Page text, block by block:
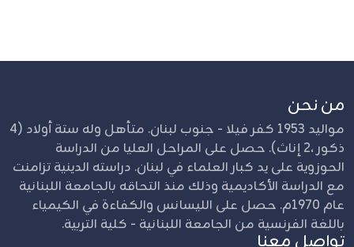
من نحن
مواليد 1953 كفر فيلا - جنوب لبنان. متأهل وله ستة أولاد (4
ذكور ،2 إناث). حصل على المراحل العليا من الدراسة
الحوزوية على يد كبار العلماء في لبنان. دراسته الدينية تزامنت
مع الدراسة الأكاديمية وذلك منذ التحاقه بالجامعة اللبنانية
عام 1970م. حصل على الليسانس والكفاءة في الكيمياء
باللغة الفرنسية من الجامعة اللبنانية - كلية التربية.
تواصل معنا